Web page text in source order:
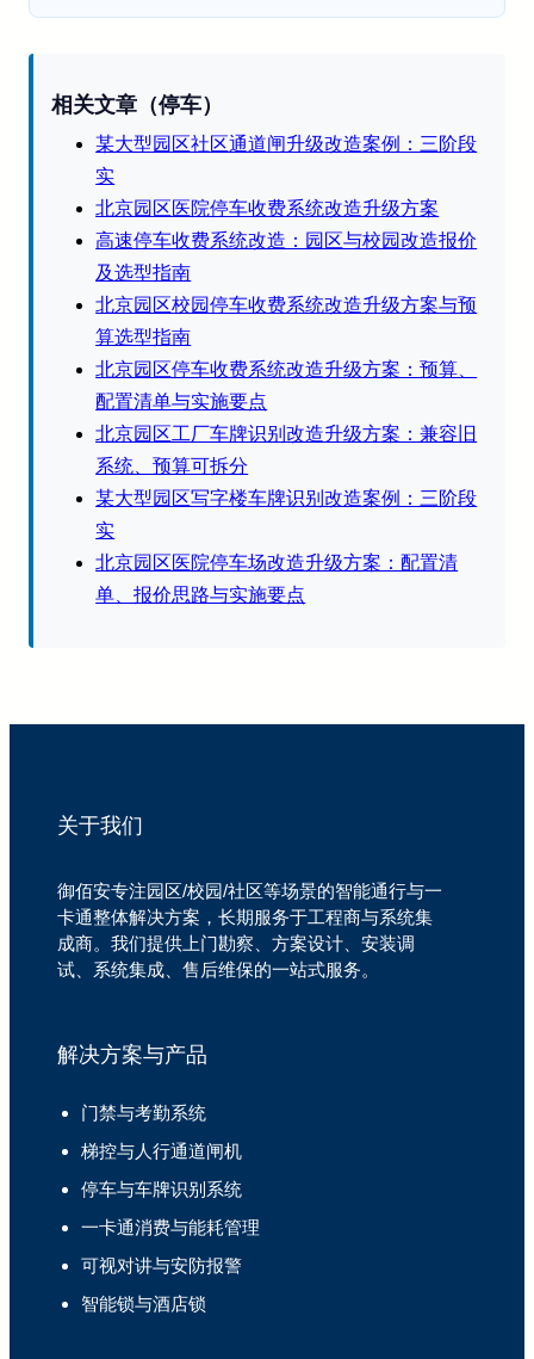
相关文章（停车）
某大型园区社区通道闸升级改造案例：三阶段
实
北京园区医院停车收费系统改造升级方案
高速停车收费系统改造：园区与校园改造报价
及选型指南
北京园区校园停车收费系统改造升级方案与预
算选型指南
北京园区停车收费系统改造升级方案：预算、
配置清单与实施要点
北京园区工厂车牌识别改造升级方案：兼容旧
系统、预算可拆分
某大型园区写字楼车牌识别改造案例：三阶段
实
北京园区医院停车场改造升级方案：配置清
单、报价思路与实施要点
关于我们
御佰安专注园区/校园/社区等场景的智能通行与一
卡通整体解决方案，长期服务于工程商与系统集
成商。我们提供上门勘察、方案设计、安装调
试、系统集成、售后维保的一站式服务。
解决方案与产品
门禁与考勤系统
梯控与人行通道闸机
停车与车牌识别系统
一卡通消费与能耗管理
可视对讲与安防报警
智能锁与酒店锁